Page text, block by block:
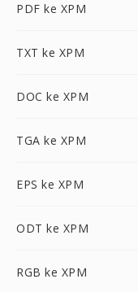
PDF ke XPM
TXT ke XPM
DOC ke XPM
TGA ke XPM
EPS ke XPM
ODT ke XPM
RGB ke XPM